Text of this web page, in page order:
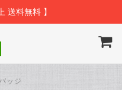
送料無料 】
ッジ